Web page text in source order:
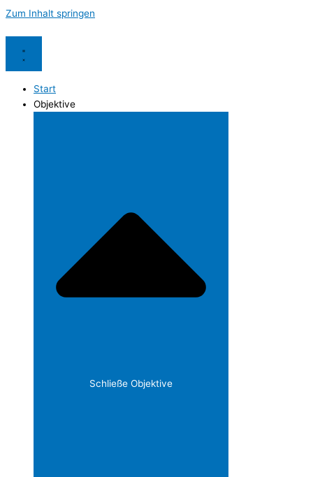
Zum Inhalt springen
Start
Objektive
Schließe Objektive